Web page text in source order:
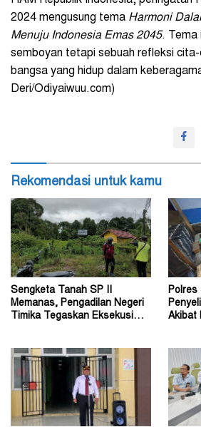
2024 mengusung tema Harmoni
Menuju Indonesia Emas 2045. Tema
semboyan tetapi sebuah refleksi
bangsa yang hidup dalam
Deri/Odiyaiwuu.com)
Rekomendasi untuk kamu
Sengketa Tanah SP II
Memanas, Pengadilan Negeri
Timika Tegaskan Eksekusi
Polres
Akibat